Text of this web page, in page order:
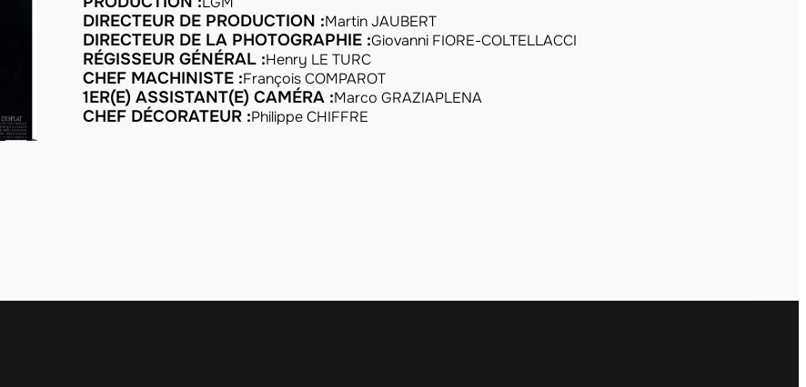
DIRECTEUR DE PRODUCTION :Martin JAUBERT
DIRECTEUR DE LA PHOTOGRAPHIE :Giovanni FIORE-COLTELLACCI
RÉGISSEUR GÉNÉRAL :Henry LE TURC
CHEF MACHINISTE :François COMPAROT
1ER(E) ASSISTANT(E) CAMÉRA :Marco GRAZIAPLENA
CHEF DÉCORATEUR :Philippe CHIFFRE